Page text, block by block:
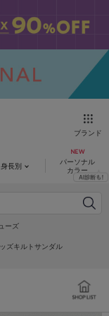
ブランド
身長別
パーソナル
カラー
ーズ
ズキルトサンダル